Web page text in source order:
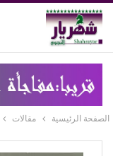
الصفحة الرئيسية مقالات